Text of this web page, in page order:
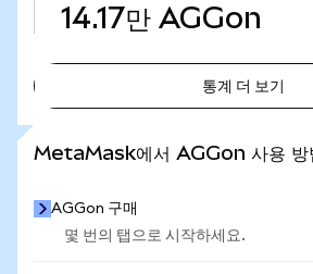
14.17만 AGGon
통계 더 보기
MetaMask에서 AGGon 사용 방
AGGon 구매
몇 번의 탭으로 시작하세요.